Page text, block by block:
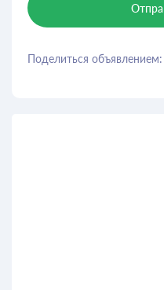
Поделиться объявлением: